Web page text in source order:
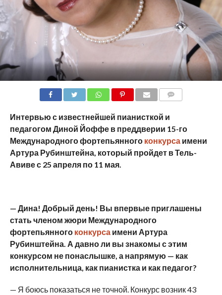
Интервью с известнейшей пианисткой и
педагогом Диной Йоффе в преддверии 15-го
Международного фортепьянного конкурсаимени
Артура Рубинштейна, который пройдет в Тель-
Авиве с 25 апреля по 11 мая.
— Дина! Добрый день! Вы впервые приглашены
стать членом жюри Международного
фортепьянного конкурсаимени Артура
Рубинштейна. А давно ли вы знакомы с этим
конкурсом не понаслышке, а напрямую — как
исполнительница, как пианистка и как педагог?
— Я боюсь показаться не точной. Конкурс возник 43